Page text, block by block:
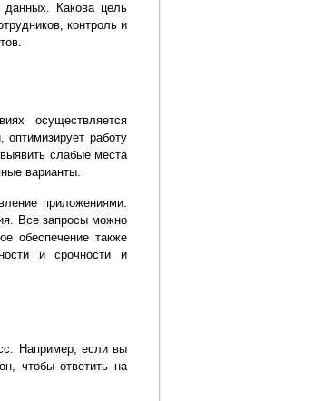
данных. Какова цель
контроль и
осуществляется
оптимизирует работу
слабые места
варианты.
приложениями.
Все запросы можно
обеспечение также
и срочности и
Например, если вы
чтобы ответить на